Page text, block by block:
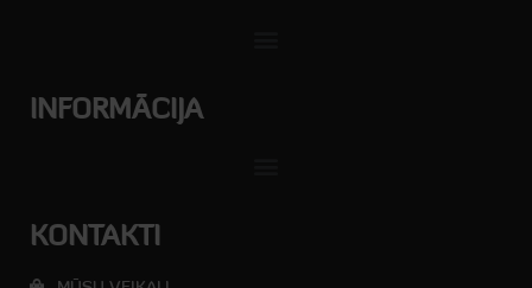
INFORMĀCIJA
KONTAKTI